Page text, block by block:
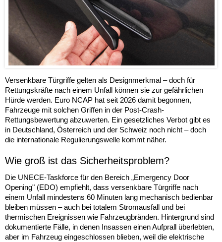
Versenkbare Türgriffe gelten als Designmerkmal – doch für
Rettungskräfte nach einem Unfall können sie zur gefährlichen
Hürde werden. Euro NCAP hat seit 2026 damit begonnen,
Fahrzeuge mit solchen Griffen in der Post-Crash-
Rettungsbewertung abzuwerten. Ein gesetzliches Verbot gibt es
in Deutschland, Österreich und der Schweiz noch nicht – doch
die internationale Regulierungswelle kommt näher.
Wie groß ist das Sicherheitsproblem?
Die UNECE-Taskforce für den Bereich „Emergency Door
Opening" (EDO) empfiehlt, dass versenkbare Türgriffe nach
einem Unfall mindestens 60 Minuten lang mechanisch bedienbar
bleiben müssen – auch bei totalem Stromausfall und bei
thermischen Ereignissen wie Fahrzeugbränden. Hintergrund sind
dokumentierte Fälle, in denen Insassen einen Aufprall überlebten,
aber im Fahrzeug eingeschlossen blieben, weil die elektrische